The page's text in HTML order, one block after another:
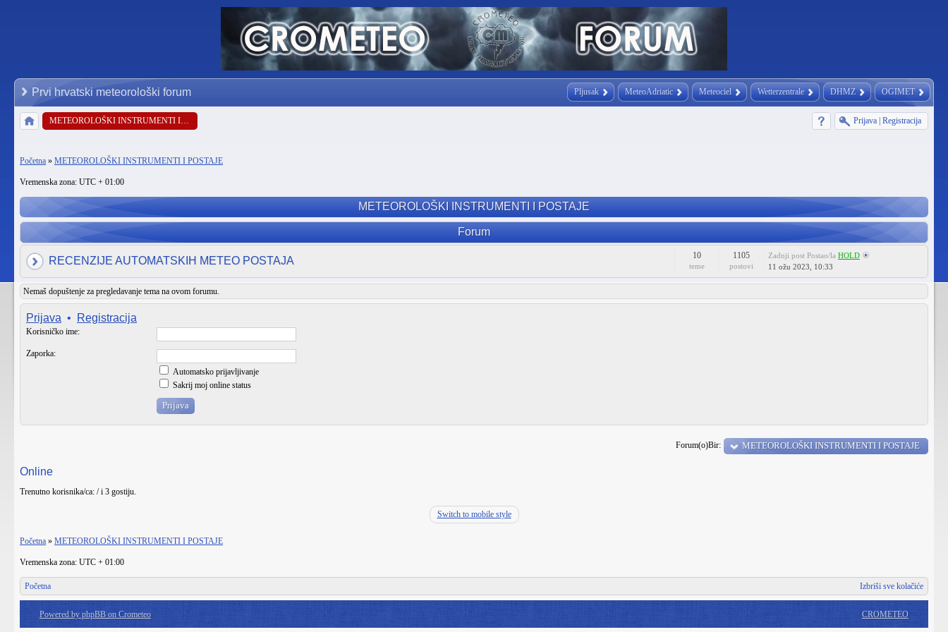
Pljusak MeteoAdriatic Meteociel Wetterzentrale DHMZ OGIMET
Prvi hrvatski meteorološki forum
METEOROLOŠKI INSTRUMENTI I POSTAJE Prijava Registracija
Početna » METEOROLOŠKI INSTRUMENTI I POSTAJE
Vremenska zona: UTC + 01:00
METEOROLOŠKI INSTRUMENTI I POSTAJE
Forum
RECENZIJE AUTOMATSKIH METEO POSTAJA 10
teme
1105
postovi
Zadnji post Postao/la HOLD
11 ožu 2023, 10:33
Nemaš dopuštenje za pregledavanje tema na ovom forumu.
Prijava • Registracija
Korisničko ime:
Zaporka:
Automatsko prijavljivanje
Sakrij moj online status
Forum(o)Bir: METEOROLOŠKI INSTRUMENTI I POSTAJE
Online
Trenutno korisnika/ca: / i 3 gostiju.
Switch to mobile style
Početna » METEOROLOŠKI INSTRUMENTI I POSTAJE
Vremenska zona: UTC + 01:00
Početna Izbriši sve kolačiće
Powered by phpBB on Crometeo CROMETEO